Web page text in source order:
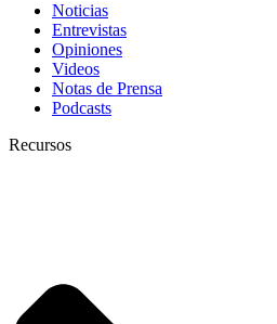
Noticias
Entrevistas
Opiniones
Videos
Notas de Prensa
Podcasts
Recursos